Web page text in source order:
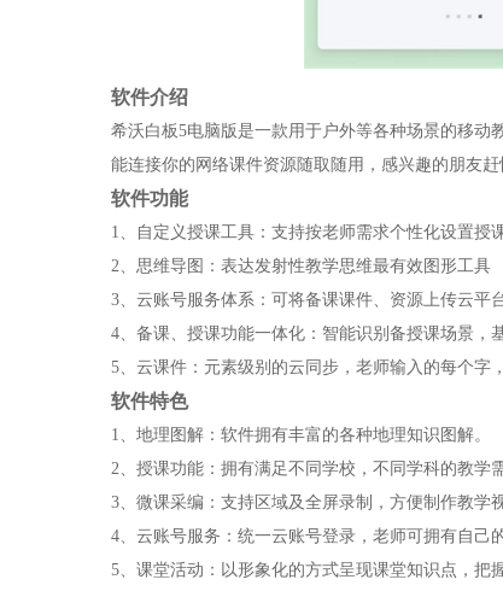
软件介绍
希沃白板5电脑版是一款用于户外等各种场景的移
能连接你的网络课件资源随取随用，感兴趣的朋友
软件功能
1、自定义授课工具：支持按老师需求个性化设置授
2、思维导图：表达发射性教学思维最有效图形工具
3、云账号服务体系：可将备课课件、资源上传云平
4、备课、授课功能一体化：智能识别备授课场景，
5、云课件：元素级别的云同步，老师输入的每个字
软件特色
1、地理图解：软件拥有丰富的各种地理知识图解。
2、授课功能：拥有满足不同学校，不同学科的教学需
3、微课采编：支持区域及全屏录制，方便制作教学
4、云账号服务：统一云账号登录，老师可拥有自己
5、课堂活动：以形象化的方式呈现课堂知识点，把